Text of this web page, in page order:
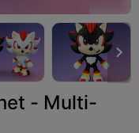

- Multi-